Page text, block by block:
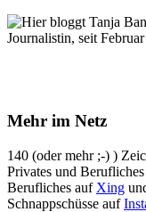
Hier bloggt Tanja
Journalistin, seit
Mehr im Netz
140 (oder mehr ;-) )
Privates und
Berufliches auf Xing
Schnappschüsse auf